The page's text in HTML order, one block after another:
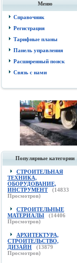
Меню
Справочник
Регистрация
Тарифные планы
Панель управления
Расширенный поиск
Связь с нами
Популярные категории
СТРОИТЕЛЬНАЯ
ТЕХНИКА,
ОБОРУДОВАНИЕ,
ИНСТРУМЕНТ
(14833
Просмотров)
СТРОИТЕЛЬНЫЕ
МАТЕРИАЛЫ
(14406
Просмотров)
АРХИТЕКТУРА,
СТРОИТЕЛЬСТВО,
ДИЗАЙН
(13879
Просмотров)